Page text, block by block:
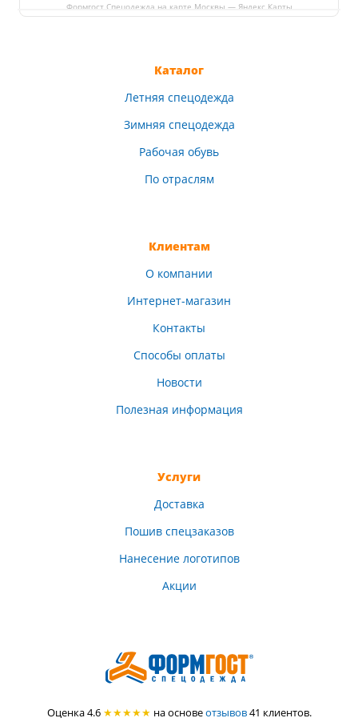
Формгост Спецодежда на карте Москвы — Яндекс Карты
Оценка 4.6 ★★★★★ на основеотзывов41 клиентов.
Каталог
Летняя спецодежда
Зимняя спецодежда
Рабочая обувь
По отраслям
Клиентам
О компании
Интернет-магазин
Контакты
Способы оплаты
Новости
Полезная информация
Услуги
Доставка
Пошив спецзаказов
Нанесение логотипов
Акции